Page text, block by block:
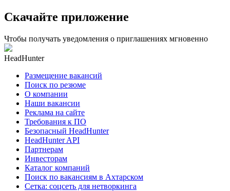
Скачайте приложение
Чтобы получать уведомления о приглашениях мгновенно
HeadHunter
Размещение вакансий
Поиск по резюме
О компании
Наши вакансии
Реклама на сайте
Требования к ПО
Безопасный HeadHunter
HeadHunter API
Партнерам
Инвесторам
Каталог компаний
Поиск по вакансиям в Ахтарском
Сетка: соцсеть для нетворкинга